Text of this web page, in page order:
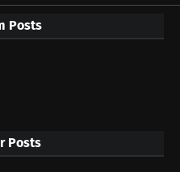
Posts
Posts